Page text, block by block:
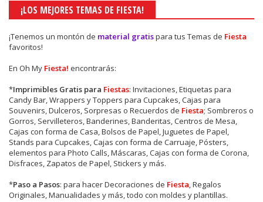
¡LOS MEJORES TEMAS DE FIESTA!
¡Tenemos un montón de material gratispara tus Temas de Fiesta
favoritos!
En Oh My Fiesta! encontrarás:
*Imprimibles Gratis para Fiestas: Invitaciones, Etiquetas para
Candy Bar, Wrappers y Toppers para Cupcakes, Cajas para
Souvenirs, Dulceros, Sorpresas o Recuerdos de Fiesta; Sombreros o
Gorros, Servilleteros, Banderines, Banderitas, Centros de Mesa,
Cajas con forma de Casa, Bolsos de Papel, Juguetes de Papel,
Stands para Cupcakes, Cajas con forma de Carruaje, Pósters,
elementos para Photo Calls, Máscaras, Cajas con forma de Corona,
Disfraces, Zapatos de Papel, Stickers y más.
*Paso a Pasos: para hacer Decoraciones de Fiesta, Regalos
Originales, Manualidades y más, todo con moldes y plantillas.